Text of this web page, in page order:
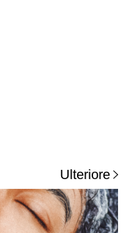
Ulteriore